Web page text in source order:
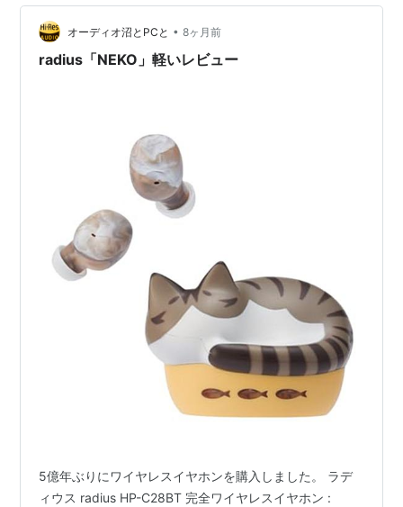
なっている「ベアフット ドリームズ（Barefoot
Dreams）」のブランケットです…
オーディオ沼とPCと • 8ヶ月前
radius「NEKO」軽いレビュー
5億年ぶりにワイヤレスイヤホンを購入しました。 ラデ
ィウス radius HP-C28BT 完全ワイヤレスイヤホン :